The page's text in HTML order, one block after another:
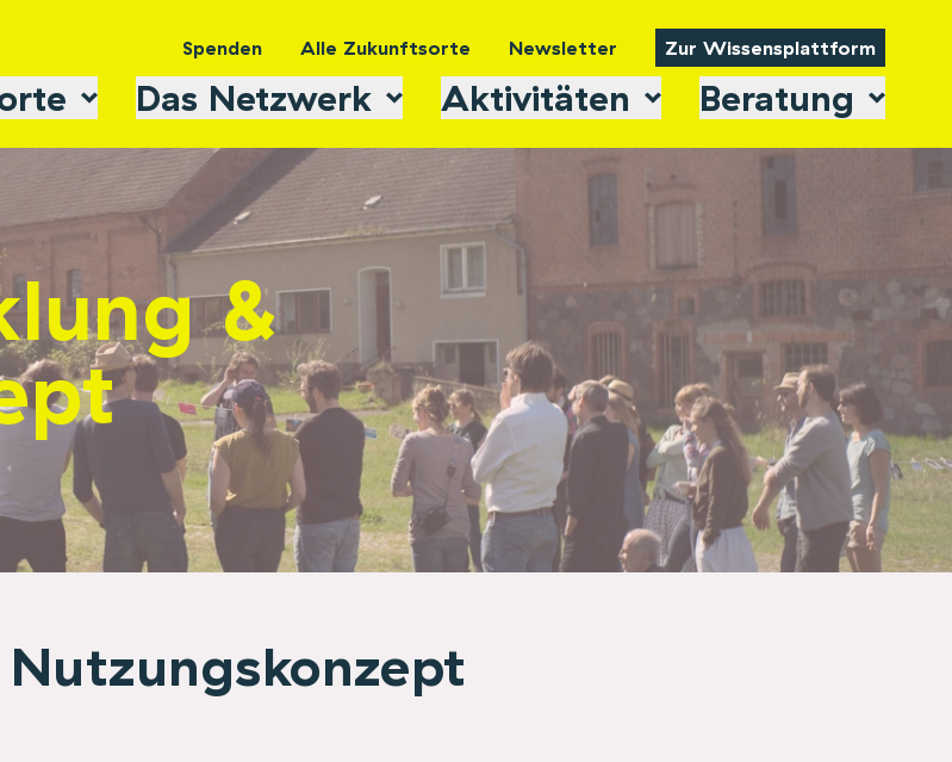
Spenden Alle Zukunftsorte Newsletter Zur Wissensplattform
Das Netzwerk Aktivitäten Beratung
&